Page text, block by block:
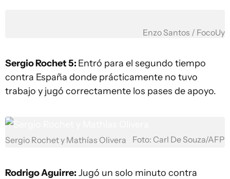
Enzo Santos / FocoUy
Sergio Rochet 5: Entró para el segundo tiempo
contra España donde prácticamente no tuvo
trabajo y jugó correctamente los pases de apoyo.
Sergio Rochet y Mathías Olivera Foto: Carl De Souza/AFP
Rodrigo Aguirre: Jugó un solo minuto contra